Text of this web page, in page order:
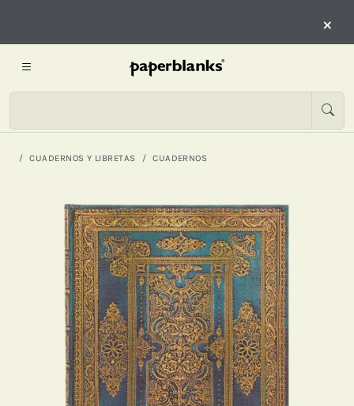
×
CUADERNOS Y LIBRETAS CUADERNOS